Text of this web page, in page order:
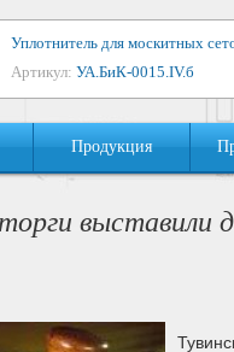
Уплотнитель для москитных
Артикул: УА.БиК-0015.IV.б
Уплотнитель для алюминиевых
Артикул:1044
Артикул: УМ.БиК-0062.IV.б
Продукция
выставили